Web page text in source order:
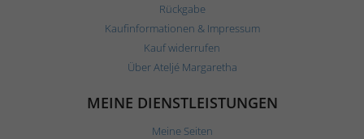
Rückgabe
Kaufinformationen & Impressum
Kauf widerrufen
Über Ateljé Margaretha
MEINE DIENSTLEISTUNGEN
Meine Seiten